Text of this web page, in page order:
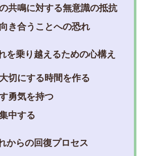
共鳴に対する無意識の抵抗
き合うことへの恐れ
を乗り越えるための心構え
切にする時間を作る
勇気を持つ
中する
からの回復プロセス